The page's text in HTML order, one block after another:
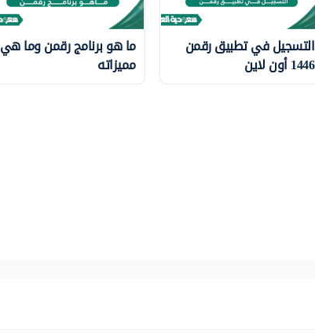
التسجيل في تطبيق رقمن
1446 أون لاين
ما هو برنامج رقمن وما هي
مميزاته